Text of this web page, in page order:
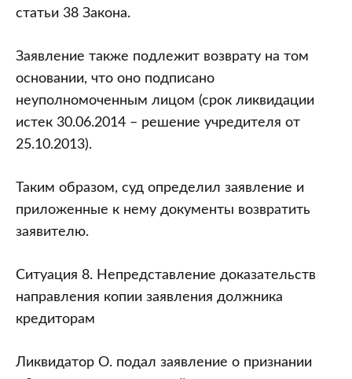
статьи 38 Закона.
Заявление также подлежит возврату на том
основании, что оно подписано
неуполномоченным лицом (срок ликвидации
истек 30.06.2014 – решение учредителя от
25.10.2013).
Таким образом, суд определил заявление и
приложенные к нему документы возвратить
заявителю.
Ситуация 8. Непредставление доказательств
направления копии заявления должника
кредиторам
Ликвидатор О. подал заявление о признании